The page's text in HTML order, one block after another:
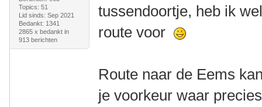
Topics: 51
Lid sinds: Sep 2021
Bedankt: 1341
2865 x bedankt in
913 berichten
tussendoortje, heb ik
route voor
Route naar de Eems
je voorkeur waar